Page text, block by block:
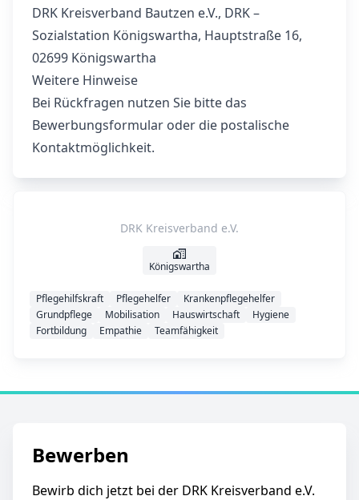
DRK Kreisverband Bautzen e.V., DRK –
Sozialstation Königswartha, Hauptstraße 16,
02699 Königswartha
Weitere Hinweise
Bei Rückfragen nutzen Sie bitte das
Bewerbungsformular oder die postalische
Kontaktmöglichkeit.
DRK Kreisverband e.V.
Königswartha
Pflegehilfskraft Pflegehelfer
Krankenpflegehelfer
Grundpflege
Mobilisation Hauswirtschaft
Hygiene
Fortbildung
Empathie Teamfähigkeit
Bewerben
Bewirb dich jetzt bei der DRK Kreisverband e.V.